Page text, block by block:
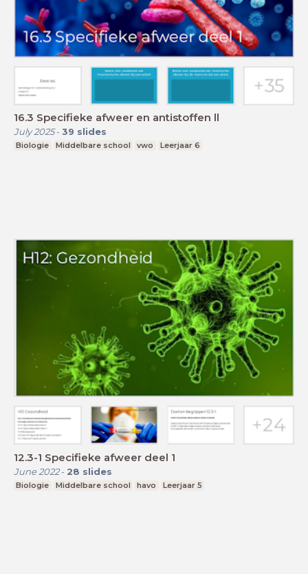
16.3 Specifieke afweer en antistoffen ll
July 2025- 39 slides
Biologie Middelbare school vwo Leerjaar 6
12.3-1 Specifieke afweer deel 1
June 2022- 28 slides
Biologie Middelbare school havo Leerjaar 5